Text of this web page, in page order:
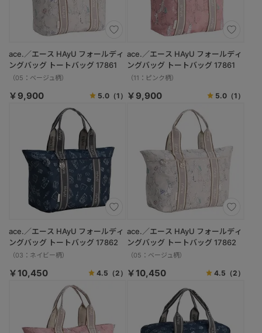
ace.／エース HAyU フォールディ
ングバッグ トートバッグ 17861
（05：ベージュ柄）
￥9,900 5.0（1）
ace.／エース HAyU フォールディ
ングバッグ トートバッグ 17861
（11：ピンク柄）
￥9,900 5.0 （1）
ace.／エース HAyU フォールディ
ングバッグ トートバッグ 17862
（03：ネイビー柄）
￥10,450 4.5 （2）
ace.／エース HAyU フォールディ
ングバッグ トートバッグ 17862
（05：ベージュ柄）
￥10,450 4.5 （2）